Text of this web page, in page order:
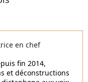
en chef
fin 2014,
et déconstructions